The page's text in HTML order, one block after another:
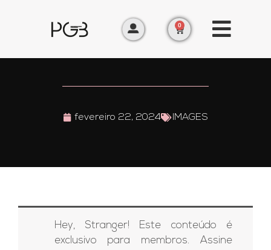
0
fevereiro 22, 2024 IMAGES
Hey, Stranger! Este conteúdo é
exclusivo para membros. Assine